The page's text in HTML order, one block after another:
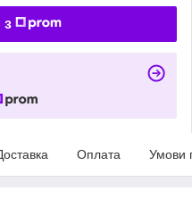
з
Оплата Умови